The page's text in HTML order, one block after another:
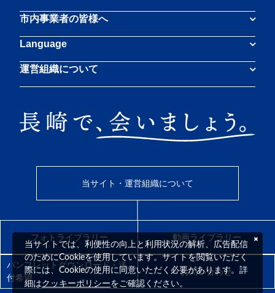
市内事業者の皆様へ
Language
運営組織について
当サイト・運営組織について
フォトライブラリー 動画ライブラリー
パンフレットダウンロード・送
付希望
お問い合わせ
当サイトでは、利便性の向上と利用状況の解析、広告配信
のためにCookieを使用しています。サイトを閲覧いただく
際には、Cookieの使用に同意いただく必要があります。詳
細はクッキーポリシーをご確認ください。